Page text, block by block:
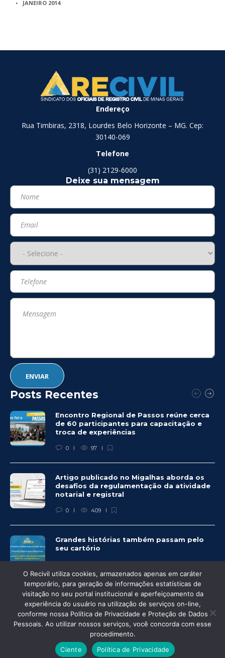
JANEIRO 2014
Endereço
Rua Timbiras, 2318, Lourdes Belo Horizonte – MG. Cep:
30140-069
Telefone
(31) 2129-6000
Deixe sua mensagem
Posts Recentes
Encontro Regional de Passos reúne cerca
de 60 participantes para capacitação e
troca de experiências
0 97
Artigo publicado no Migalhas aborda os
desafios da regulamentação da atividade
notarial e registral
0 409
Grandes histórias também passam pelo
seu cartório
© Recivil 2020 – Todos os direitos reservados.
Desenvolvido por:
O Recivil utiliza cookies, armazenados apenas em caráter
temporário, para geração de informações estatísticas de
visitação no seu portal institucional e aperfeiçoamento da
experiência do usuário na utilização de serviços on-line,
conforme nossa Política de Privacidade e Proteção de Dados
Pessoais. Ao utilizar nossos serviços, você concorda com esse
procedimento.
Ciente
Política de Privacidade